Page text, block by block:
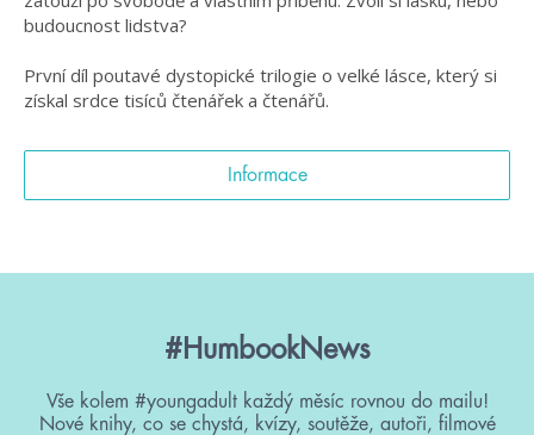
budoucnost lidstva?
První díl poutavé dystopické trilogie o velké lásce, který si
získal srdce tisíců čtenářek a čtenářů.
Informace
#HumbookNews
Vše kolem #youngadult každý měsíc rovnou do mailu!
Nové knihy, co se chystá, kvízy, soutěže, autoři, filmové